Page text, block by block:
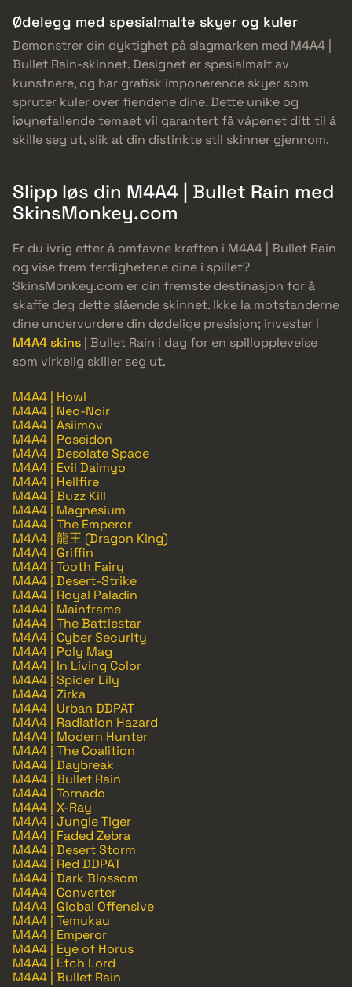
Ødelegg med spesialmalte skyer og kuler
Demonstrer din dyktighet på slagmarken med M4A4 |
Bullet Rain-skinnet. Designet er spesialmalt av
kunstnere, og har grafisk imponerende skyer som
spruter kuler over fiendene dine. Dette unike og
iøynefallende temaet vil garantert få våpenet ditt til å
skille seg ut, slik at din distinkte stil skinner gjennom.
Slipp løs din M4A4 | Bullet Rain med
SkinsMonkey.com
Er du ivrig etter å omfavne kraften i M4A4 | Bullet Rain
og vise frem ferdighetene dine i spillet?
SkinsMonkey.com er din fremste destinasjon for å
skaffe deg dette slående skinnet. Ikke la motstanderne
dine undervurdere din dødelige presisjon; invester i
M4A4 skins | Bullet Rain i dag for en spillopplevelse
som virkelig skiller seg ut.
M4A4 | Howl
M4A4 | Neo-Noir
M4A4 | Asiimov
M4A4 | Poseidon
M4A4 | Desolate Space
M4A4 | Evil Daimyo
M4A4 | Hellfire
M4A4 | Buzz Kill
M4A4 | Magnesium
M4A4 | The Emperor
M4A4 | 龍王 (Dragon King)
M4A4 | Griffin
M4A4 | Tooth Fairy
M4A4 | Desert-Strike
M4A4 | Royal Paladin
M4A4 | Mainframe
M4A4 | The Battlestar
M4A4 | Cyber Security
M4A4 | Poly Mag
M4A4 | In Living Color
M4A4 | Spider Lily
M4A4 | Zirka
M4A4 | Urban DDPAT
M4A4 | Radiation Hazard
M4A4 | Modern Hunter
M4A4 | The Coalition
M4A4 | Daybreak
M4A4 | Bullet Rain
M4A4 | Tornado
M4A4 | X-Ray
M4A4 | Jungle Tiger
M4A4 | Faded Zebra
M4A4 | Desert Storm
M4A4 | Red DDPAT
M4A4 | Dark Blossom
M4A4 | Converter
M4A4 | Global Offensive
M4A4 | Temukau
M4A4 | Emperor
M4A4 | Eye of Horus
M4A4 | Etch Lord
M4A4 | Bullet Rain